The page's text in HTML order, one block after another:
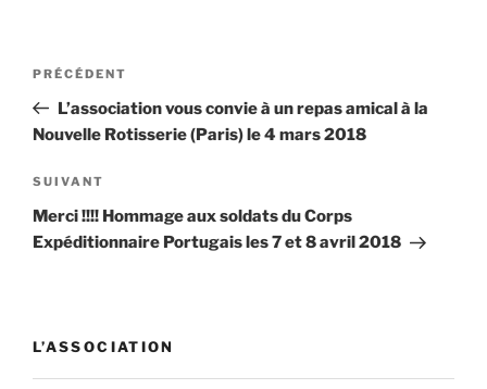
Navigation
l’article
Article
précédent
PRÉCÉDENT
L’association vous convie à un repas amical à la
Nouvelle Rotisserie (Paris) le 4 mars 2018
Article
suivant
SUIVANT
Merci !!!! Hommage aux soldats du Corps
Expéditionnaire Portugais les 7 et 8 avril 2018
L’ASSOCIATION